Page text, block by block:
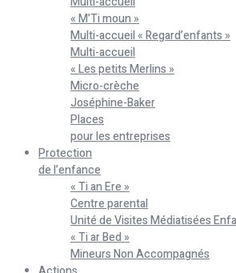
« M’Ti moun »
Multi-accueil « Regard’enfants »
Multi-accueil
« Les petits Merlins »
Micro-crèche
Joséphine-Baker
Places
pour les entreprises
Protection
de l’enfance
« Ti an Ere »
Centre parental
Unité de Visites Médiatisées
« Ti ar Bed »
Mineurs Non Accompagnés